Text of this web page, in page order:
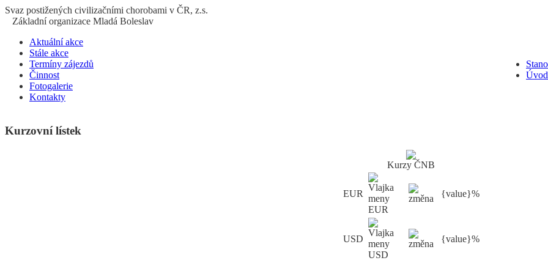
Svaz postižených civilizačními chorobami v ČR, z.s.
Základní organizace Mladá Boleslav
Aktuální akce
Stále akce
Termíny zájezdů
Činnost
Fotogalerie
Kontakty
Úvod
Kurzovní lístek
Kurzy ČNB
EUR {value}%
USD {value}%